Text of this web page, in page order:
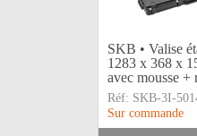
SKB • Valise
1283 x 368 x
avec mousse +
Réf: SKB-3I-
Sur commande